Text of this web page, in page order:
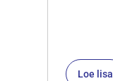
Loe lisa